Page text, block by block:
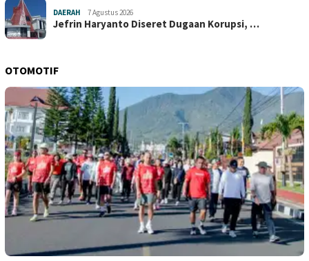
DAERAH 7 Agustus 2026
Jefrin Haryanto Diseret Dugaan Korupsi, …
OTOMOTIF